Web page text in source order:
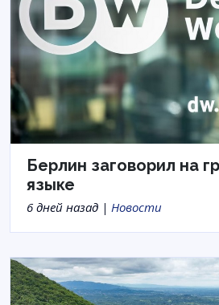
Берлин заговорил на
языке
6 дней назад | Новости